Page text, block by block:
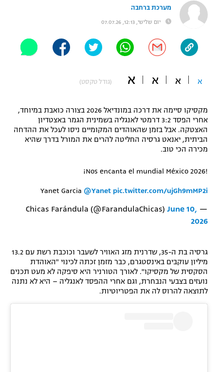
"מעל הליגה" – פודקאסט
"מחצית בשכונה" – פודקאסט
משתתפים וזוכים בפרסים
תקנון משתתפים וזוכים בפרסים
תקנון עבור פעילות אלקטרה
טניס
גיימינג E-Sports
מדיניות פרטיות
רשיון להקרנה פומבית לבית עסק
הצטרפות לחבילת הערוצים
בני יהודה
ליגות נוספות
UFC
אופניים
ספורט מוטורי
פוטבול אמריקאי NFL
בייסבול MLB
ספורט אתגרי ואקסטרים
גיימינג E-Sports
מערכת ברחבה
יום שלישי, 12:13, 07.07.26
א א א א (גודל טקסט)
מקסיקו סיימה את דרכה במונדיאל 2026 בצורה כואבת במיוחד,
אחרי הפסד 3:2 דרמטי לאנגליה בשמינית הגמר באצטדיון
האצטקה. אבל בזמן שהאוהדים המקומיים ניסו לעכל את ההדחה
הביתית, יאנאט גרסיה החליטה להרים את המורל בדרך שהיא
מכירה הכי טוב.
¡Nos encanta el mundial México 2026!
Yanet Garcia @Yanet pic.twitter.com/ujGh9mMP2i
— Chicas Farándula (@FarandulaChicas)
June 10,
2026
גרסיה בת ה-35, שדרנית מזג האוויר לשעבר וכוכבת רשת עם 13.2
מיליון עוקבים באינסטגרם, כבר מזמן זכתה לכינוי "האוהדת
הסקסית של מקסיקו". לאורך הטורניר היא סיפקה לא מעט תכנים
נועזים בצבעי הנבחרת, וגם אחרי ההפסד לאנגליה – היא לא נתנה
לתוצאה להרוס לה את הפטריוטיות.